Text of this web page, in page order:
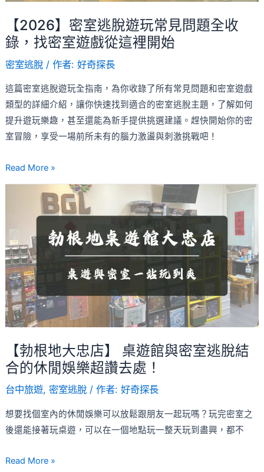
【2026】密室逃脫遊玩常見問題全收
錄，找密室遊戲從這裡開始
密室逃脫/ 作者: 好奇探長
這篇密室逃脫遊玩全指南，為你收錄了所有常見問題和密室遊戲
類型的詳細介紹，讓你快速找到適合的密室逃脫主題，了解如何
提升遊玩樂趣，甚至還能為新手提供挑選建議。趕快開始你的密
室冒險，享受一場前所未有的腦力激盪與刺激挑戰吧！
見
題
全
收
錄，
找
密
室
戲
始
Read More »
【勃根地大忠店】 桌遊館與密室逃脫結
合的休閒娛樂超讚去處！
台中旅遊, 密室逃脫/ 作者: 好奇探長
想要找個室內的休閒娛樂可以放鬆跟朋友一起玩嗎？玩完密室之
後還能接著玩桌遊，可以在一個地點玩一整天玩到盡興，都不
大
忠
店】
桌
遊
館
室
逃
結
合
休
Read More »